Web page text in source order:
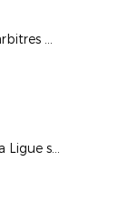
Jérôme Brisard et les arbitres de L1 préparés au "VAR" !
Le FC Noirmoutier et la Ligue sur le Tour de France 2018